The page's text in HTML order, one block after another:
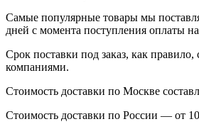
Самые популярные товары мы
дней с момента поступления оплаты
Срок поставки под заказ, как
компаниями.
Стоимость доставки по Москве
Стоимость доставки по России — от